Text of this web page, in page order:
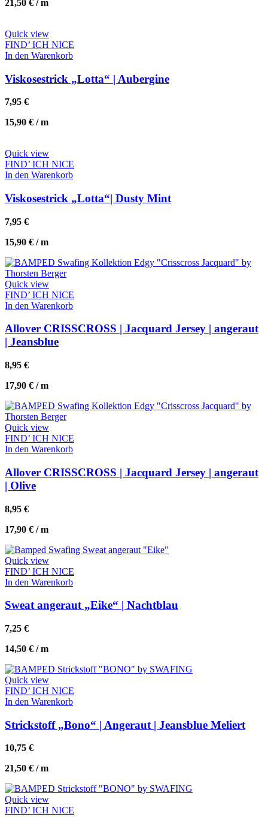
21,50 € /m
Quick view
FIND’ ICH NICE
In den Warenkorb
Viskosestrick „Lotta“ | Aubergine
7,95 €
15,90 € /m
Quick view
FIND’ ICH NICE
In den Warenkorb
Viskosestrick „Lotta“| Dusty Mint
7,95 €
15,90 € /m
Quick view
FIND’ ICH NICE
In den Warenkorb
Allover CRISSCROSS | Jacquard Jersey | angeraut
| Jeansblue
8,95 €
17,90 € /m
Quick view
FIND’ ICH NICE
In den Warenkorb
Allover CRISSCROSS | Jacquard Jersey | angeraut
| Olive
8,95 €
17,90 € /m
Quick view
FIND’ ICH NICE
In den Warenkorb
Sweat angeraut „Eike“ | Nachtblau
7,25 €
14,50 € /m
Quick view
FIND’ ICH NICE
In den Warenkorb
Strickstoff „Bono“ | Angeraut | Jeansblue Meliert
10,75 €
21,50 € /m
Quick view
FIND’ ICH NICE